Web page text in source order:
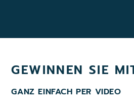
GEWINNEN SIE
GANZ EINFACH PER VIDEO